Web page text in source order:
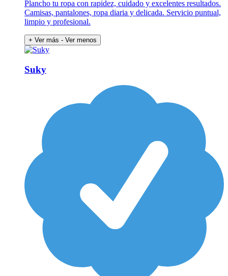
Plancho tu ropa con rapidez, cuidado y excelentes resultados.
Camisas, pantalones, ropa diaria y delicada. Servicio puntual,
limpio y profesional.
+ Ver más - Ver menos
Suky